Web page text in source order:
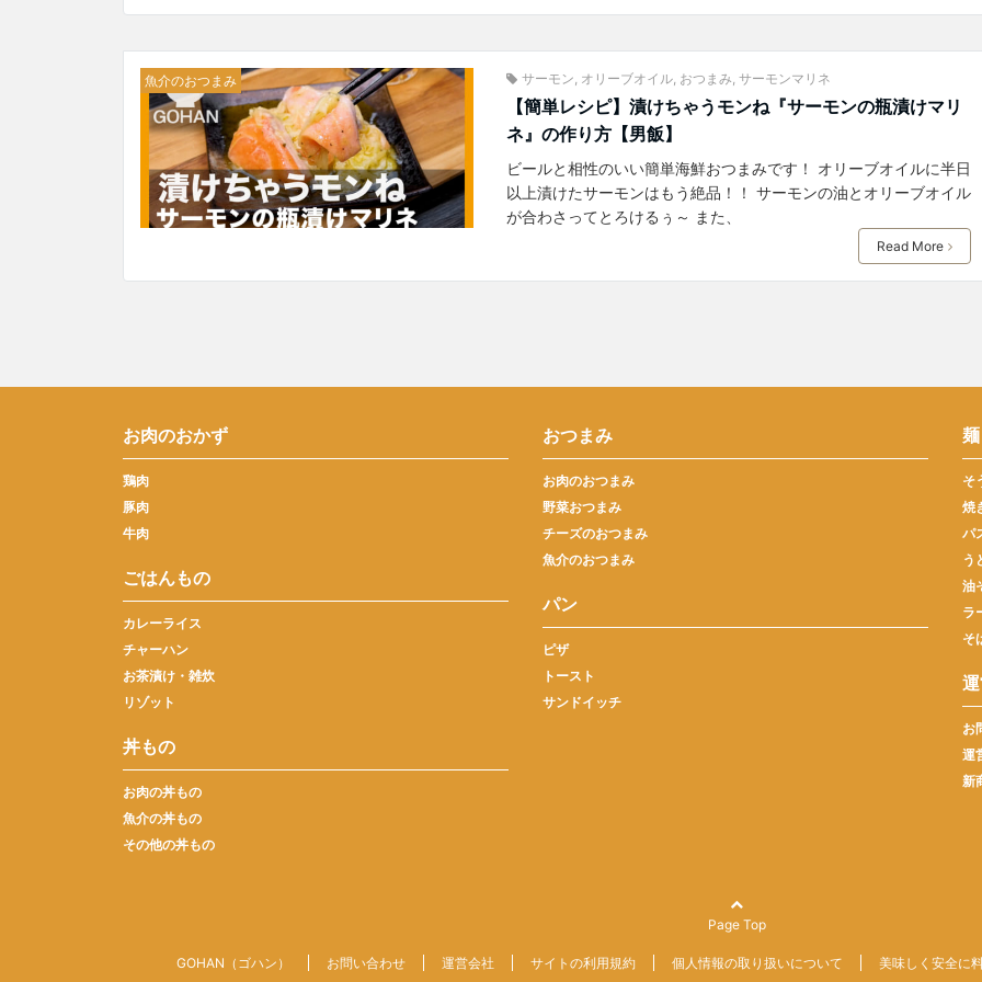
魚介のおつまみ サーモン オリーブオイル, おつまみ サーモンマリネ
【簡単レシピ】漬けちゃうモンね『サーモンの瓶漬けマリ
ネ』の作り方【男飯】
ビールと相性のいい簡単海鮮おつまみです！ オリーブオイルに半日
以上漬けたサーモンはもう絶品！！ サーモンの油とオリーブオイル
が合わさってとろけるぅ～ また、
Read More
お肉のおかず
鶏肉
豚肉
牛肉
ごはんもの
カレーライス
チャーハン
お茶漬け・雑炊
リゾット
丼もの
お肉の丼もの
魚介の丼もの
その他の丼もの
おつまみ
お肉のおつまみ
野菜おつまみ
チーズのおつまみ
魚介のおつまみ
パン
ピザ
トースト
サンドイッチ
麺
そ
焼
パ
う
油
ラ
そ
お
運
新
Page Top
GOHAN（ゴハン） お問い合わせ 運営会社 サイトの利用規約 個人情報の取り扱いについて 美味しく安全に